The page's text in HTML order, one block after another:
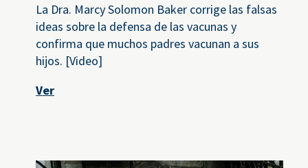
La Dra. Marcy Solomon Baker corrige las falsas
ideas sobre la defensa de las vacunas y
confirma que muchos padres vacunan a sus
hijos. [Video]
Ver